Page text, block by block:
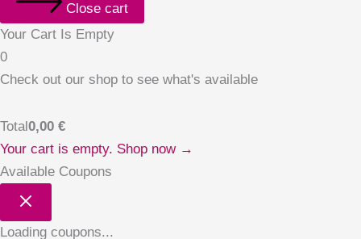
Close cart
Your Cart Is Empty
0
Check out our shop to see what's available
Total0,00 €
Your cart is empty. Shop now →
Available Coupons
Loading coupons...